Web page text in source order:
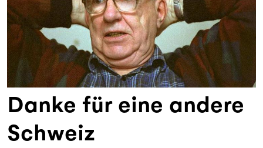
Danke für eine andere
Schweiz